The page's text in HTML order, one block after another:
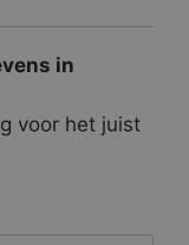
in
voor het juist